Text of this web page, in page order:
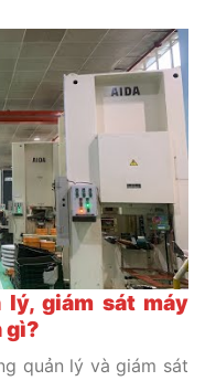
lý, giám sát máy
gì?
quản lý và giám sát